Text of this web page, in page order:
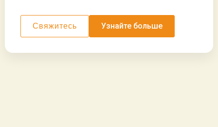
Свяжитесь Узнайте больше